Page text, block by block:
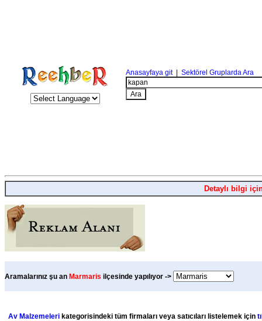
Anasayfaya git| Sektörel Gruplarda Ara
Detaylı bilgi
Aramalarınız şu an Marmaris ilçesinde yapılıyor ->
Av Malzemeleri kategorisindeki tüm firmaları veya satıcıları listelemek için